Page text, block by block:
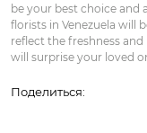
be your best choice and
florists in Venezuela will
reflect the freshness
will surprise your loved
Поделиться: